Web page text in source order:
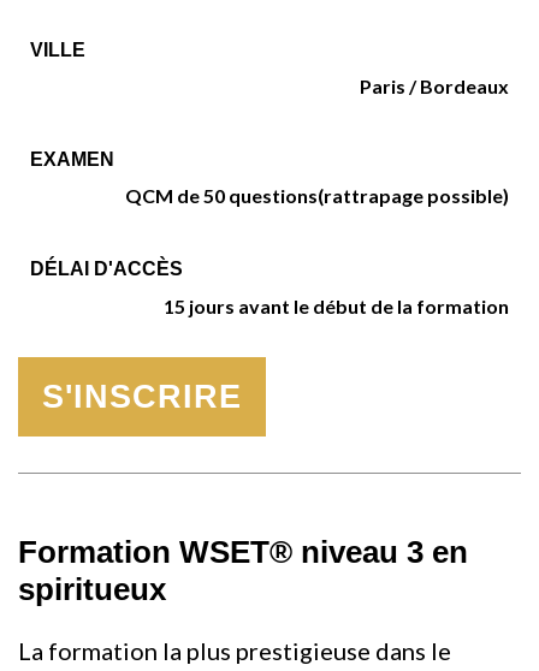
VILLE
Paris / Bordeaux
EXAMEN
QCM de 50 questions(rattrapage possible)
DÉLAI D'ACCÈS
15 jours avant le début de la formation
S'INSCRIRE
Formation WSET® niveau 3 en
spiritueux
La formation la plus prestigieuse dans le